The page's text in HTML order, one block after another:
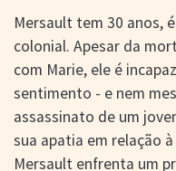
> DISCOGRAFIAS
> BIBLIOGRAFIAS
CONTATO E
LOCALIZAÇÃO
Mersault tem 30 anos,
colonial. Apesar da
com Marie, ele é
sentimento - e nem
assassinato de um
sua apatia em relação
Mersault enfrenta um